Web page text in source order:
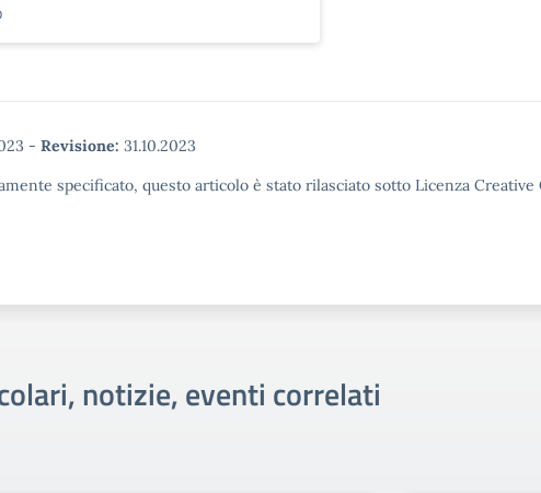
- Revisione: 31.10.2023
specificato, questo articolo è stato rilasciato sotto Licenza
notizie, eventi correlati